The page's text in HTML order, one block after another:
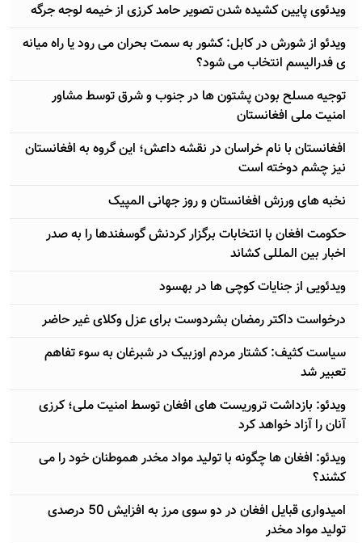
ویدئوی پایین کشیده شدن تصویر حامد کرزی از خیمه لوجه جرگه
ویدئو از شورش در کابل: کشور به سمت بحران می رود یا راه میانه
ی فدرالیسم انتخاب می شود؟
توجیه مسلح بودن پشتون ها در جنوب و شرق توسط مشاور
امنیت ملی افغانستان
افغانستان با نام خراسان در نقشه داعش؛ این گروه به افغانستان
نیز چشم دوخته است
نخبه های ورزش افغانستان و روز جهانی المپیک
حکومت افغان با انتخابات برگزار کردنش گوسفندها را به صدر
اخبار بین المللی کشاند
ویدئویی از جنایات کوچی ها در بهسود
درخواست داکتر رمضان بشردوست برای عزل وکلای غیر حاضر
سیاست کثیف: کشتار مردم اوزبیک در شبرغان به سوء تفاهم
تعبیر شد
ویدئو: بازداشت تروریست های افغان توسط امنیت ملی؛ کرزی
آنان را آزاد خواهد کرد
ویدئو: افغان ها چگونه با تولید مواد مخدر هموطنان خود را می
کشند؟
امیدواری قبایل افغان در دو سوی مرز به افزایش 50 درصدی
تولید مواد مخدر